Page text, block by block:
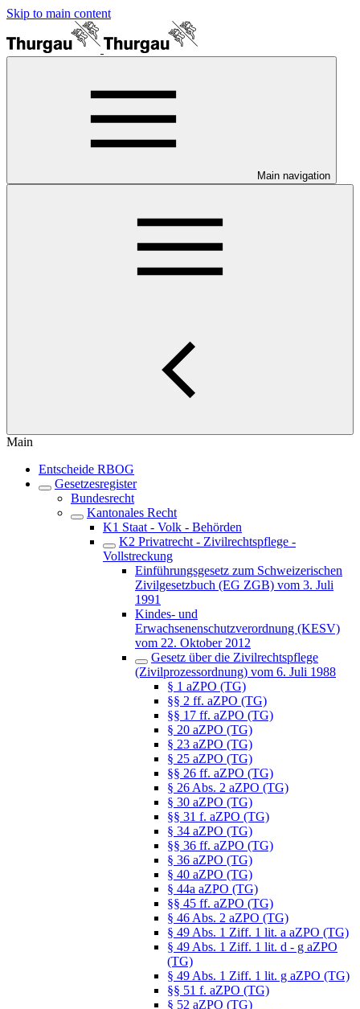
Skip to main content
Main navigation
Main
Entscheide RBOG
Gesetzesregister
Bundesrecht
Kantonales Recht
K1 Staat - Volk - Behörden
K2 Privatrecht - Zivilrechtspflege -
Vollstreckung
Einführungsgesetz zum Schweizerischen
Zivilgesetzbuch (EG ZGB) vom 3. Juli
1991
Kindes- und
Erwachsenenschutzverordnung (KESV)
vom 22. Oktober 2012
Gesetz über die Zivilrechtspflege
(Zivilprozessordnung) vom 6. Juli 1988
§ 1 aZPO (TG)
§§ 2 ff. aZPO (TG)
§§ 17 ff. aZPO (TG)
§ 20 aZPO (TG)
§ 23 aZPO (TG)
§ 25 aZPO (TG)
§§ 26 ff. aZPO (TG)
§ 26 Abs. 2 aZPO (TG)
§ 30 aZPO (TG)
§§ 31 f. aZPO (TG)
§ 34 aZPO (TG)
§§ 36 ff. aZPO (TG)
§ 36 aZPO (TG)
§ 40 aZPO (TG)
§ 44a aZPO (TG)
§§ 45 ff. aZPO (TG)
§ 46 Abs. 2 aZPO (TG)
§ 49 Abs. 1 Ziff. 1 lit. a aZPO (TG)
§ 49 Abs. 1 Ziff. 1 lit. d - g aZPO
(TG)
§ 49 Abs. 1 Ziff. 1 lit. g aZPO (TG)
§§ 51 f. aZPO (TG)
§ 52 aZPO (TG)